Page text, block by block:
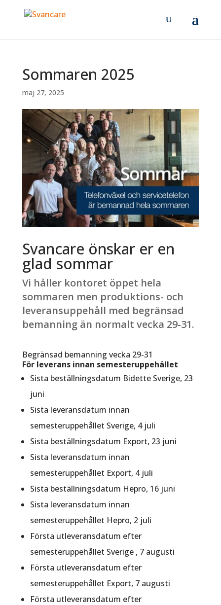
Sommaren 2025
maj 27, 2025
Svancare önskar er en
glad sommar
Vi håller kontoret öppet hela
sommaren men produktions- och
leveransuppehåll med begränsad
bemanning än normalt vecka 29-31.
Begränsad bemanning vecka 29-31
För leverans innan semesteruppehållet
Sista beställningsdatum Bidette Sverige, 23
juni
Sista leveransdatum innan
semesteruppehållet Sverige, 4 juli
Sista beställningsdatum Export, 23 juni
Sista leveransdatum innan
semesteruppehållet Export, 4 juli
Sista beställningsdatum Hepro, 16 juni
Sista leveransdatum innan
semesteruppehållet Hepro, 2 juli
Första utleveransdatum efter
semesteruppehållet Sverige , 7 augusti
Första utleveransdatum efter
semesteruppehållet Export, 7 augusti
Första utleveransdatum efter